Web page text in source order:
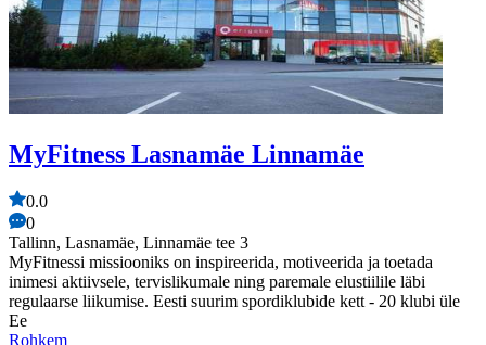
MyFitness Lasnamäe Linnamäe
0.0
0
Tallinn, Lasnamäe, Linnamäe tee 3
MyFitnessi missiooniks on inspireerida, motiveerida ja toetada
inimesi aktiivsele, tervislikumale ning paremale elustiilile läbi
regulaarse liikumise. Eesti suurim spordiklubide kett - 20 klubi üle
Ee
Rohkem